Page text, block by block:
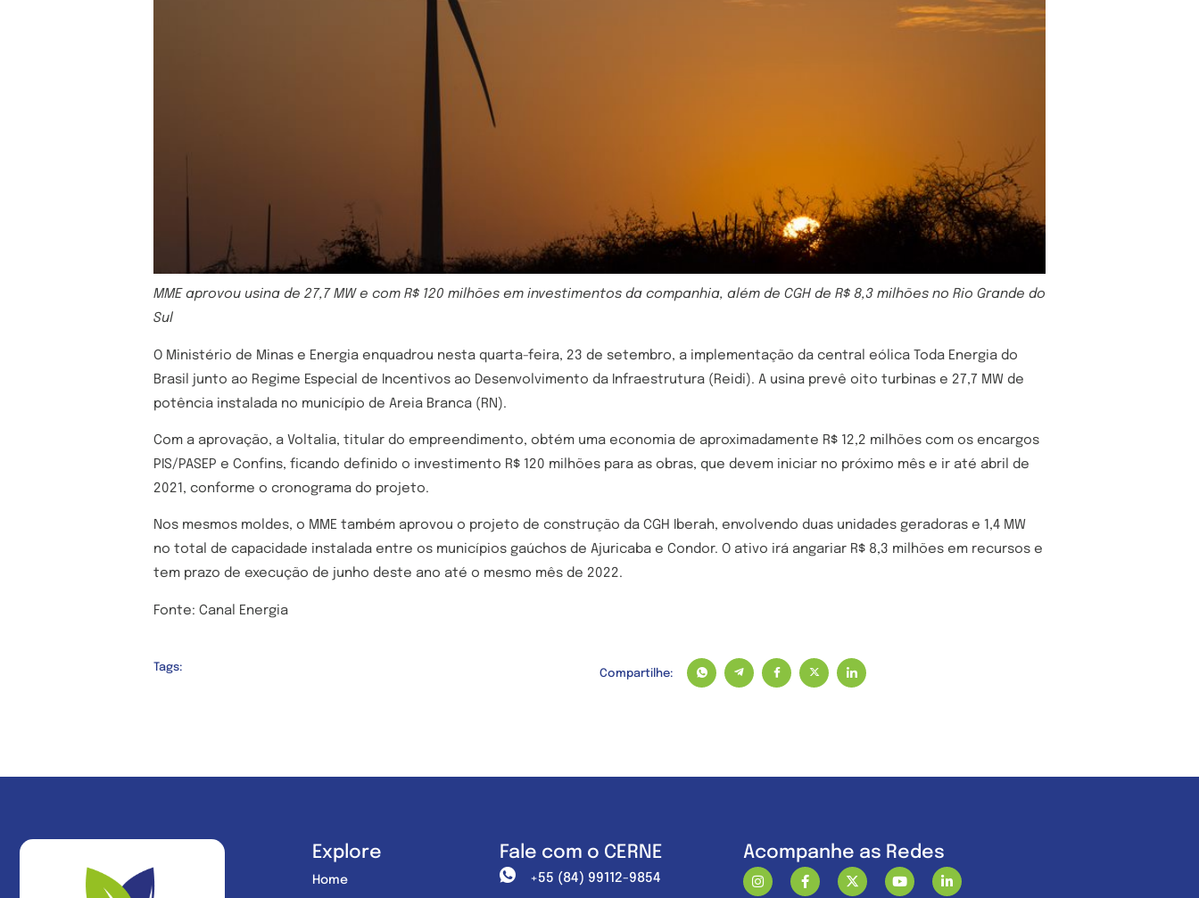
MME aprovou usina de 27,7 MW e com R$ 120 milhões em investimentos da companhia, além de CGH de R$ 8,3 milhões no Rio Grande do
Sul
O Ministério de Minas e Energia enquadrou nesta quarta-feira, 23 de setembro, a implementação da central eólica Toda Energia do
Brasil junto ao Regime Especial de Incentivos ao Desenvolvimento da Infraestrutura (Reidi). A usina prevê oito turbinas e 27,7 MW de
potência instalada no município de Areia Branca (RN).
Com a aprovação, a Voltalia, titular do empreendimento, obtém uma economia de aproximadamente R$ 12,2 milhões com os encargos
PIS/PASEP e Confins, ficando definido o investimento R$ 120 milhões para as obras, que devem iniciar no próximo mês e ir até abril de
2021, conforme o cronograma do projeto.
Nos mesmos moldes, o MME também aprovou o projeto de construção da CGH Iberah, envolvendo duas unidades geradoras e 1,4 MW
no total de capacidade instalada entre os municípios gaúchos de Ajuricaba e Condor. O ativo irá angariar R$ 8,3 milhões em recursos e
tem prazo de execução de junho deste ano até o mesmo mês de 2022.
Fonte: Canal Energia
Tags:
Compartilhe:
Explore
Home
Fale com o CERNE
+55 (84) 99112-9854
Acompanhe as Redes